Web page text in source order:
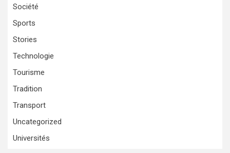
Société
Sports
Stories
Technologie
Tourisme
Tradition
Transport
Uncategorized
Universités